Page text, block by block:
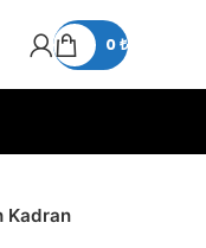
0₺
Kadran